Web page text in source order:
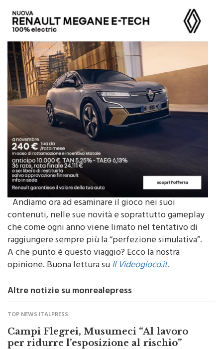
Andiamo ora ad esaminare il gioco nei suoi
contenuti, nelle sue novità e soprattutto gameplay
che come ogni anno viene limato nel tentativo di
raggiungere sempre più la “perfezione simulativa”.
A che punto è questo viaggio? Ecco la nostra
opinione. Buona lettura suIl Videogioco.it.
Altre notizie su monrealepress
TOP NEWS ITALPRESS
Campi Flegrei, Musumeci “Al lavoro
per ridurre l’esposizione al rischio”